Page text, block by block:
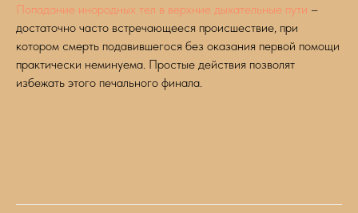
Попадание инородных тел в верхние дыхательные пути –
достаточно часто встречающееся происшествие, при
котором смерть подавившегося без оказания первой помощи
практически неминуема. Простые действия позволят
избежать этого печального финала.